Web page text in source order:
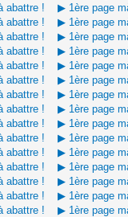
abattre ! ▶ 1ère page
abattre ! ▶ 1ère page
abattre ! ▶ 1ère page
abattre ! ▶ 1ère page
abattre ! ▶ 1ère page
abattre ! ▶ 1ère page
abattre ! ▶ 1ère page
abattre ! ▶ 1ère page
abattre ! ▶ 1ère page
abattre ! ▶ 1ère page
abattre ! ▶ 1ère page
abattre ! ▶ 1ère page
abattre ! ▶ 1ère page
abattre ! ▶ 1ère page
abattre ! ▶ 1ère page